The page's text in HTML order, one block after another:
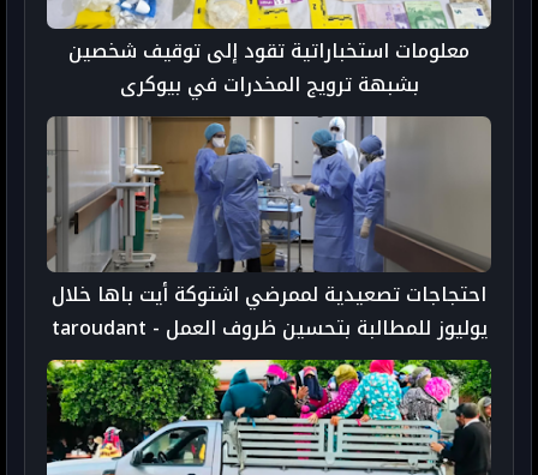
معلومات استخباراتية تقود إلى توقيف شخصين
بشبهة ترويج المخدرات في بيوكرى
احتجاجات تصعيدية لممرضي اشتوكة أيت باها خلال
يوليوز للمطالبة بتحسين ظروف العمل - taroudant
press